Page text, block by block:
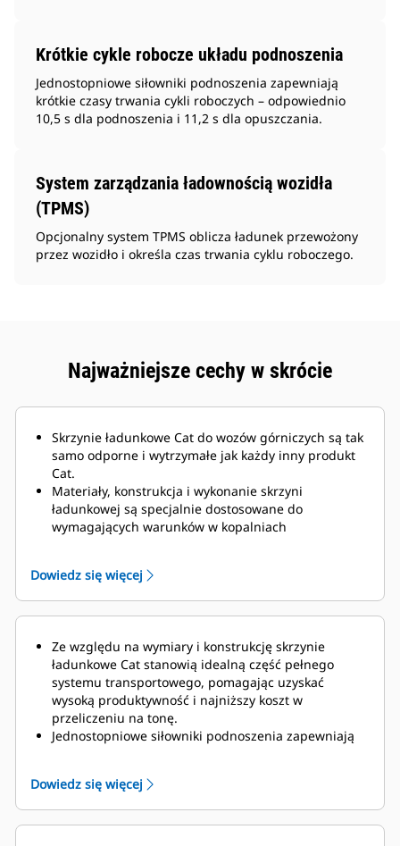
Krótkie cykle robocze układu podnoszenia
Jednostopniowe siłowniki podnoszenia zapewniają
krótkie czasy trwania cykli roboczych – odpowiednio
10,5 s dla podnoszenia i 11,2 s dla opuszczania.
System zarządzania ładownością wozidła
(TPMS)
Opcjonalny system TPMS oblicza ładunek przewożony
przez wozidło i określa czas trwania cyklu roboczego.
Najważniejsze cechy w skrócie
Skrzynie ładunkowe Cat do wozów górniczych są tak
samo odporne i wytrzymałe jak każdy inny produkt
Cat.
Materiały, konstrukcja i wykonanie skrzyni
ładunkowej są specjalnie dostosowane do
wymagających warunków w kopalniach
Dowiedz się więcej
Ze względu na wymiary i konstrukcję skrzynie
ładunkowe Cat stanowią idealną część pełnego
systemu transportowego, pomagając uzyskać
wysoką produktywność i najniższy koszt w
przeliczeniu na tonę.
Jednostopniowe siłowniki podnoszenia zapewniają
Opcjonalny system zarządzania ładownością wozidła
(TPMS) oblicza ładunek przewożony przez wozidło i
określa czas trwania cyklu roboczego.
Dowiedz się więcej